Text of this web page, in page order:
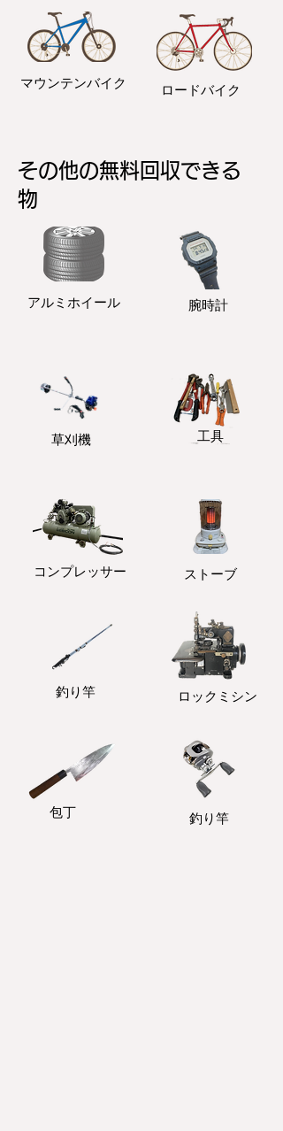
マウンテンバイク ロードバイク
その他の無料回収できる
物
アルミホイール ​腕時計
​草刈機 ​工具
コンプレッサー ストーブ
釣り竿 ロックミシン
包丁 釣り竿